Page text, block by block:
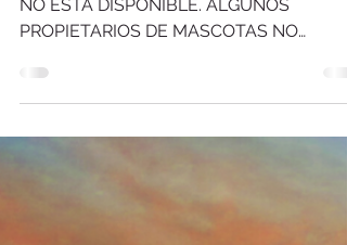
NOTA: ESTE SERVICIO TRISTEMENTE YA
NO ESTÁ DISPONIBLE. ALGUNOS
PROPIETARIOS DE MASCOTAS NO
experiencia de viajes en compañía de tu